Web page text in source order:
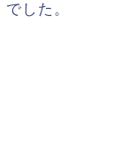
でした。